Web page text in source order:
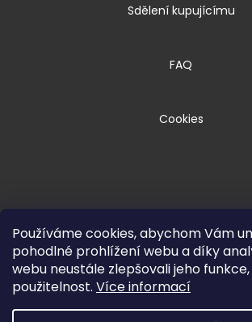
Používáme cookies, abychom Vám
pohodlné prohlížení webu a díky
webu neustále zlepšovali jeho
použitelnost. Více informací
Sdělení kupujícímu
FAQ
Cookies
Copyright 2026HPM TEC, s.r.o.